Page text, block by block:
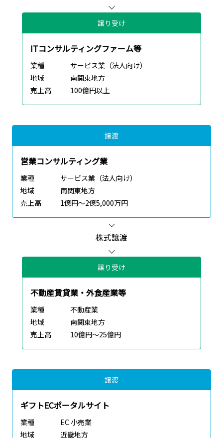
譲り受け
ITコンサルティングファーム等
業種
サービス業（法人向け）
地域
南関東地方
売上高
100億円以上
譲渡
営業コンサルティング業
業種
サービス業（法人向け）
地域
南関東地方
売上高
1億円～2億5,000万円
株式譲渡
譲り受け
不動産賃貸業・外食産業等
業種
不動産業
地域
南関東地方
売上高
10億円～25億円
譲渡
ギフトECポータルサイト
業種
EC 小売業
地域
近畿地方